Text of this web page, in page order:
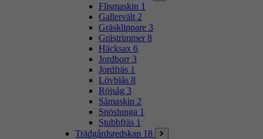
Flismaskin 1
Gallervält 2
Gräsklippare 3
Grästrimmer 8
Häcksax 6
Jordborr 3
Jordfräs 1
Lövblås 8
Röjsåg 3
Såmaskin 2
Snöslunga 1
Stubbfräs 1
Trädgårdsredskap 18